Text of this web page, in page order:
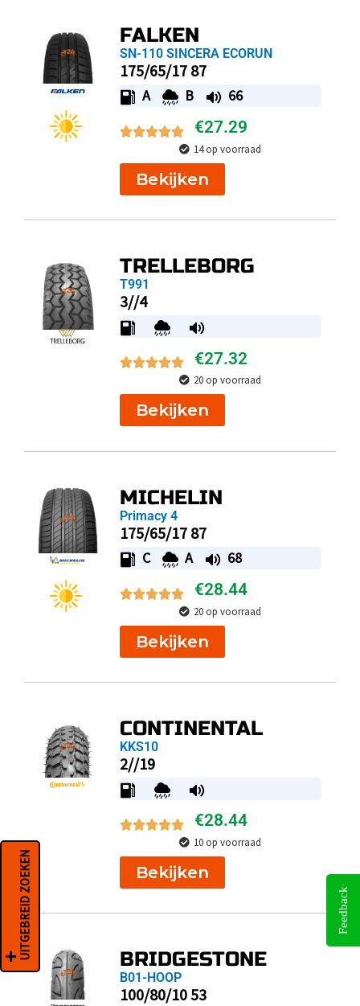
FALKEN
SN-110 SINCERA ECORUN
175/65/17 87
A B 66
€27.29
14 op voorraad
Bekijken
TRELLEBORG
T991
3//4
€27.32
20 op voorraad
Bekijken
MICHELIN
Primacy 4
175/65/17 87
C A 68
€28.44
20 op voorraad
Bekijken
CONTINENTAL
KKS10
2//19
€28.44
10 op voorraad
Bekijken
BRIDGESTONE
B01-HOOP
100/80/10 53
UITGEBREID ZOEKEN Feedback